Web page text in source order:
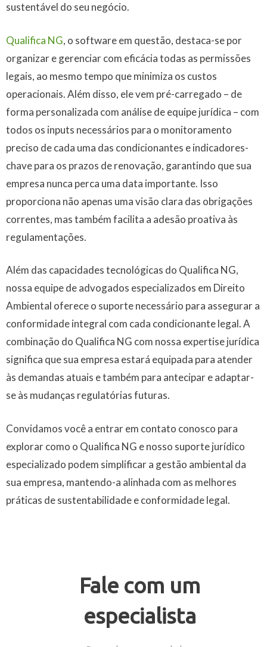
sustentável do seu negócio.
Qualifica NG, o software em questão, destaca-se por
organizar e gerenciar com eficácia todas as permissões
legais, ao mesmo tempo que minimiza os custos
operacionais. Além disso, ele vem pré-carregado – de
forma personalizada com análise de equipe jurídica – com
todos os inputs necessários para o monitoramento
preciso de cada uma das condicionantes e indicadores-
chave para os prazos de renovação, garantindo que sua
empresa nunca perca uma data importante. Isso
proporciona não apenas uma visão clara das obrigações
correntes, mas também facilita a adesão proativa às
regulamentações.
Além das capacidades tecnológicas do Qualifica NG,
nossa equipe de advogados especializados em Direito
Ambiental oferece o suporte necessário para assegurar a
conformidade integral com cada condicionante legal. A
combinação do Qualifica NG com nossa expertise jurídica
significa que sua empresa estará equipada para atender
às demandas atuais e também para antecipar e adaptar-
se às mudanças regulatórias futuras.
Convidamos você a entrar em contato conosco para
explorar como o Qualifica NG e nosso suporte jurídico
especializado podem simplificar a gestão ambiental da
sua empresa, mantendo-a alinhada com as melhores
práticas de sustentabilidade e conformidade legal.
Fale com um
especialista